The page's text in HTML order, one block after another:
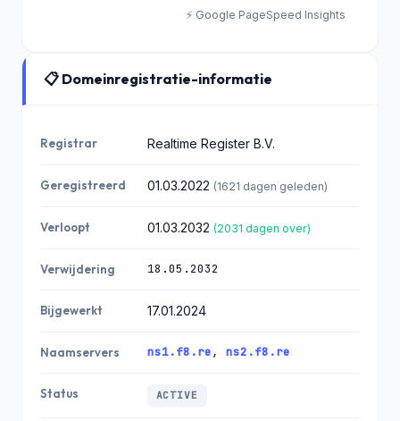
⚡ Google PageSpeed Insights
📋 Domeinregistratie-informatie
Registrar Realtime Register B.V.
Geregistreerd 01.03.2022 (1621 dagen geleden)
Verloopt 01.03.2032 (2031 dagen over)
Verwijdering 18.05.2032
Bijgewerkt 17.01.2024
Naamservers ns1.f8.re, ns2.f8.re
Status ACTIVE